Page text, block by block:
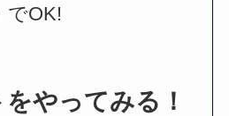
でOK!
やってみる！